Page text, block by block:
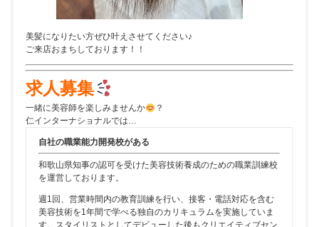
美髪になりたい方ぜひ叶えさせてください♪
ご来店おまちしております！！
求人募集
一緒に美容師を楽しみませんか
？
仁インターナショナルでは…
自社の職業能力開発校がある
和歌山県知事の認可を受けた美容技術養成のための職業訓練校
を運営しております。
週1回、営業時間内の教育訓練を行い、接客・電話対応を含む
美容技術を1年間で学べる独自のカリキュラムを実施していま